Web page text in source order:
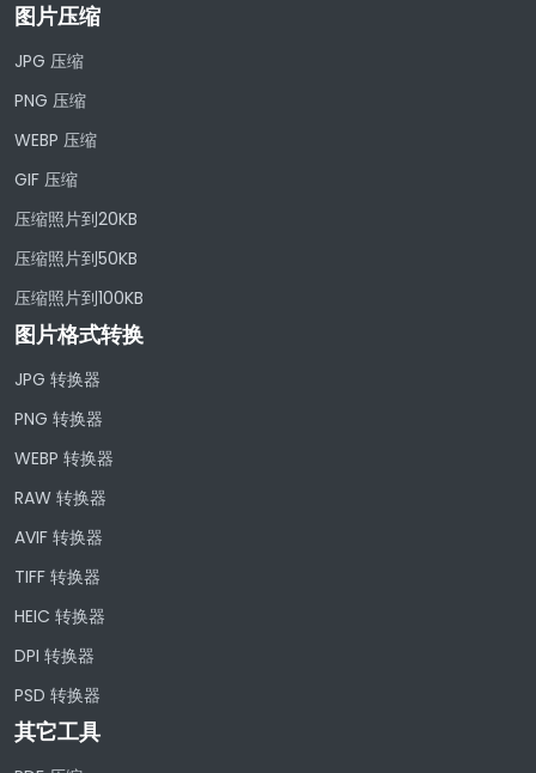
图片压缩
JPG 压缩
PNG 压缩
WEBP 压缩
GIF 压缩
压缩照片到20KB
压缩照片到50KB
压缩照片到100KB
图片格式转换
JPG 转换器
PNG 转换器
WEBP 转换器
RAW 转换器
AVIF 转换器
TIFF 转换器
HEIC 转换器
DPI 转换器
PSD 转换器
其它工具